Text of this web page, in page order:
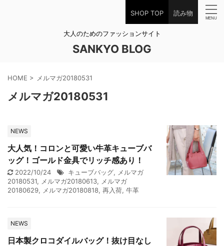
SHOP TOP 読み物
大人のためのファッションサイト
SANKYO BLOG
HOME > メルマガ20180531
メルマガ20180531
NEWS
大人気！コロンと可愛い牛革キューブバ
ッグ！ゴールド金具でリッチ感あり！
2022/10/24 キューブバッグ, メルマガ
20180531, メルマガ20180613, メルマガ
20180629, メルマガ20180818, 再入荷, 牛革
NEWS
日本製クロコダイルバッグ！抜け目なし